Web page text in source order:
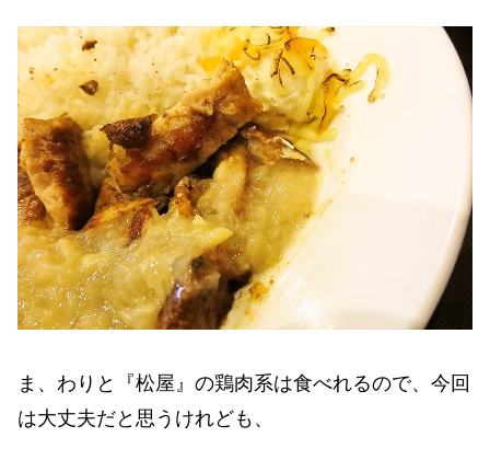
ま、わりと『松屋』の鶏肉系は食べれるので、今回
は大丈夫だと思うけれども、